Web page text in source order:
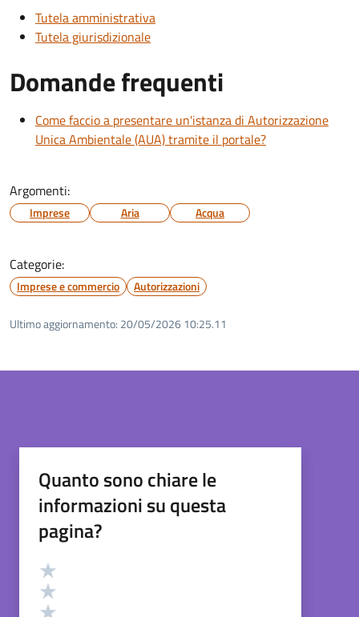
Tutela amministrativa
Tutela giurisdizionale
Domande frequenti
Come faccio a presentare un'istanza di Autorizzazione
Unica Ambientale (AUA) tramite il portale?
Argomenti:
Imprese Aria Acqua
Categorie:
Imprese e commercio Autorizzazioni
Ultimo aggiornamento: 20/05/2026 10:25.11
Quanto sono chiare le
informazioni su questa
pagina?
Valutazione